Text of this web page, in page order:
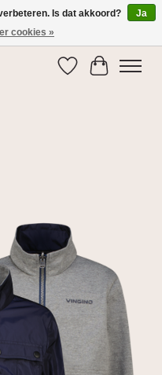
Verlanglijst
Is dat akkoord?
Ja
cookies »